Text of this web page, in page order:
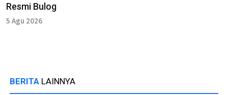
Resmi Bulog
5 Agu 2026
BERITA LAINNYA